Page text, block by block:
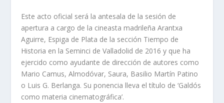
Este acto oficial será la antesala de la sesión de
apertura a cargo de la cineasta madrileña Arantxa
Aguirre, Espiga de Plata de la sección Tiempo de
Historia en la Seminci de Valladolid de 2016 y que ha
ejercido como ayudante de dirección de autores como
Mario Camus, Almodóvar, Saura, Basilio Martín Patino
o Luis G. Berlanga. Su ponencia lleva el título de ‘Galdós
como materia cinematográfica’.